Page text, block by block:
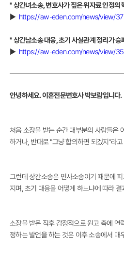
" 상간녀소송, 변호사가 짚은 위자료 인정의
▶ https://law-eden.com/news/view/37
" 상간남소송 대응, 초기 사실관계 정리가 승
▶ https://law-eden.com/news/view/35
안녕하세요. 이혼전문변호사 박보람입니다.
처음 소장을 받는 순간 대부분의 사람들은
하거나, 반대로 "그냥 합의하면 되겠지"라
그런데 상간소송은 민사소송이기 때문에
지며, 초기 대응을 어떻게 하느냐에 따라
소장을 받은 직후 감정적으로 원고 측에 연
정하는 발언을 하는 것은 이후 소송에서 매